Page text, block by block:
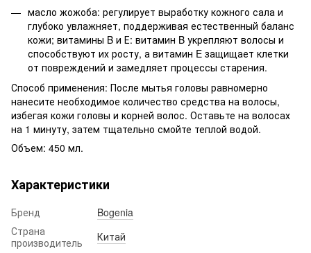
масло жожоба: регулирует выработку кожного сала и
глубоко увлажняет, поддерживая естественный баланс
кожи; витамины B и Е: витамин B укрепляют волосы и
способствуют их росту, а витамин E защищает клетки
от повреждений и замедляет процессы старения.
Способ применения: После мытья головы равномерно
нанесите необходимое количество средства на волосы,
избегая кожи головы и корней волос. Оставьте на волосах
на 1 минуту, затем тщательно смойте теплой водой.
Объем: 450 мл.
Характеристики
Бренд
Bogenia
Страна
производитель
Китай